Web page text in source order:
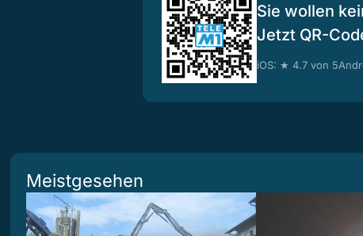
Sie wollen
Jetzt QR-
iOS: ★ 4.7 von 5
Meistgesehen